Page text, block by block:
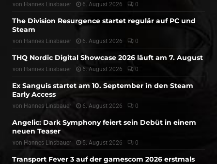
von Hannes Linsbauer 6. August 2026 0
The Division Resurgence startet regulär auf PC und
Steam
von Hannes Linsbauer 6. August 2026 0
THQ Nordic Digital Showcase 2026 läuft am 7. August
von Hannes Linsbauer 6. August 2026 0
Ex Sanguis startet am 10. September in den Steam
Early Access
von Hannes Linsbauer 6. August 2026 0
Angelic: Dark Symphony feiert sein Debüt in einem
neuen Teaser
von Hannes Linsbauer 5. August 2026 0
Transport Fever 3 auf der gamescom 2026 erstmals